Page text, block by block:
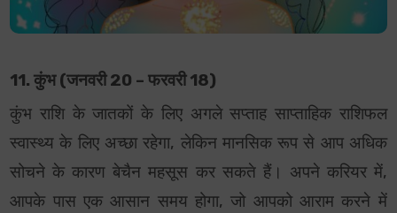
11. कुंभ (जनवरी 20 – फरवरी 18)
कुंभ राशि के जातकों के लिए अगले सप्ताह साप्ताहिक राशिफल
स्वास्थ्य के लिए अच्छा रहेगा, लेकिन मानसिक रूप से आप अधिक
सोचने के कारण बेचैन महसूस कर सकते हैं। अपने करियर में,
आपके पास एक आसान समय होगा, जो आपको आराम करने में